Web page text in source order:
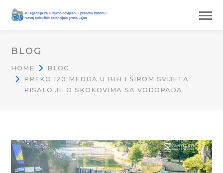
BLOG
HOME
BLOG
PREKO 120 MEDIJA U BIH I ŠIROM SVIJETA
PISALO JE O SKOKOVIMA SA VODOPADA